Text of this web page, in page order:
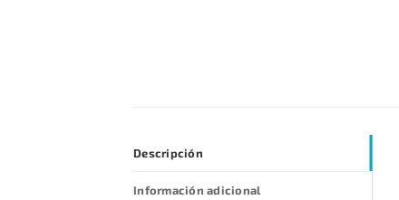
Descripción
Información adicional